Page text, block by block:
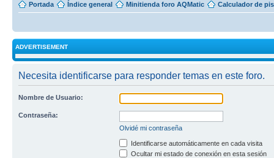
Portada Índice general Minitienda foro AQMatic Calculador de
ADVERTISEMENT
Necesita identificarse para responder temas en este foro.
Nombre de Usuario:
Contraseña:
Olvidé mi contraseña
Identificarse automáticamente en cada visita
Ocultar mi estado de conexión en esta sesión